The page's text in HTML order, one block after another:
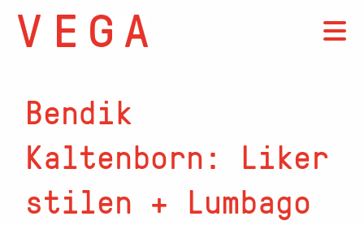
Bendik
Kaltenborn: Liker
stilen + Lumbago